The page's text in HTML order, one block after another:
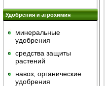
Удобрения и агрохимия
минеральные
удобрения
средства защиты
растений
навоз, органические
удобрения